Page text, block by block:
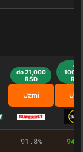
do 21,000
RSD
Uzmi
do
RSD
91.8%